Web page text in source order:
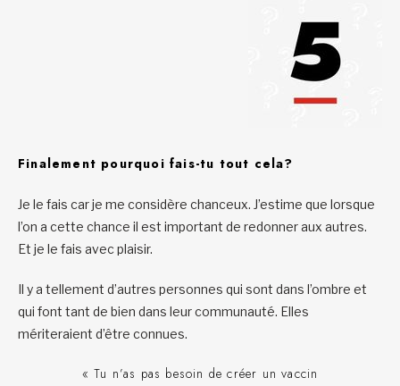
Finalement pourquoi fais-tu tout cela?
Je le fais car je me considère chanceux. J’estime que lorsque
l’on a cette chance il est important de redonner aux autres.
Et je le fais avec plaisir.
Il y a tellement d’autres personnes qui sont dans l’ombre et
qui font tant de bien dans leur communauté. Elles
mériteraient d’être connues.
« Tu n’as pas besoin de créer un vaccin